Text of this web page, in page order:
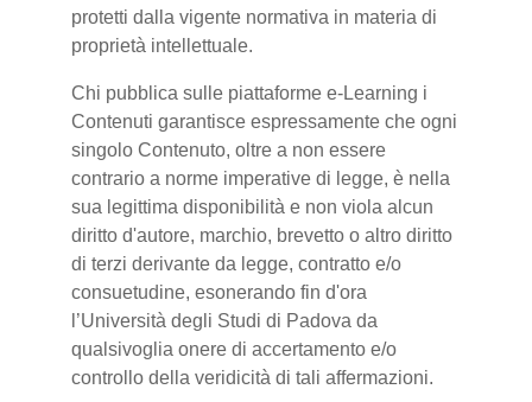
protetti dalla vigente normativa in materia di
proprietà intellettuale.
Chi pubblica sulle piattaforme e-Learning i
Contenuti garantisce espressamente che ogni
singolo Contenuto, oltre a non essere
contrario a norme imperative di legge, è nella
sua legittima disponibilità e non viola alcun
diritto d'autore, marchio, brevetto o altro diritto
di terzi derivante da legge, contratto e/o
consuetudine, esonerando fin d'ora
l’Università degli Studi di Padova da
qualsivoglia onere di accertamento e/o
controllo della veridicità di tali affermazioni.